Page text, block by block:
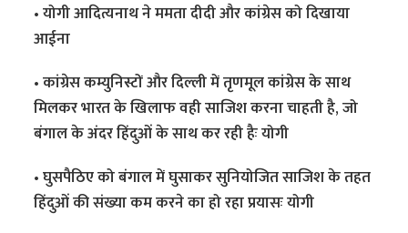
• योगी आदित्यनाथ ने ममता दीदी और कांग्रेस को दिखाया
आईना
• कांग्रेस कम्युनिस्टों और दिल्ली में तृणमूल कांग्रेस के साथ
मिलकर भारत के खिलाफ वही साजिश करना चाहती है, जो
बंगाल के अंदर हिंदुओं के साथ कर रही हैः योगी
• घुसपैठिए को बंगाल में घुसाकर सुनियोजित साजिश के तहत
हिंदुओं की संख्या कम करने का हो रहा प्रयासः योगी